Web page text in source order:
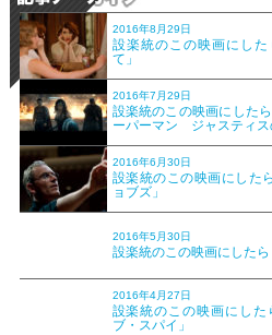
2016年8月29日
設楽統のこの映画にし
て」
2016年7月29日
設楽統のこの映画にした
ーパーマン ジャスティス
2016年6月30日
設楽統のこの映画にした
ョブズ」
2016年5月30日
設楽統のこの映画にした
2016年4月27日
設楽統のこの映画にし
ブ・スパイ」